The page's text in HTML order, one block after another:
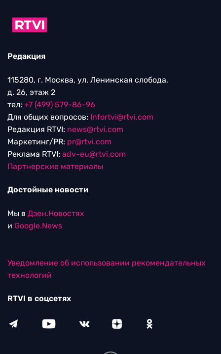
Редакция
115280, г. Москва, ул. Ленинская слобода,
д. 26, этаж 2
тел: +7 (499) 579-86-96
Для общих вопросов: Infortvi@rtvi.com
Редакция RTVI: news@rtvi.com
Маркетинг/PR: pr@rtvi.com
Реклама RTVI: adv-eu@rtvi.com
Партнерские материалы
Достойные новости
Мы в Дзен.Новостях
и Google.News
Уведомление об использовании рекомендательных
технологий
RTVI в соцсетях